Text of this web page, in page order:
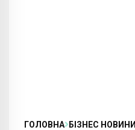
ГОЛОВНА БІЗНЕС НОВИНИ